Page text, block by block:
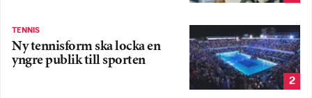
TENNIS
Ny tennisform ska locka en
yngre publik till sporten
2